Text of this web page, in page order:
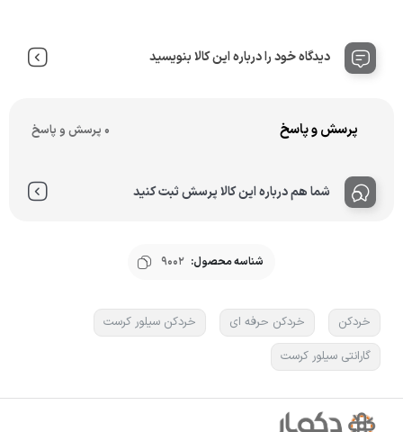
دیدگاه خود را درباره این کالا بنویسید
پرسش و پاسخ 0 پرسش و پاسخ
شما هم درباره این کالا پرسش ثبت کنید
شناسه محصول: 9002
خردکن خردکن حرفه ای
خردکن سیلور کرست
گارانتی سیلور کرست